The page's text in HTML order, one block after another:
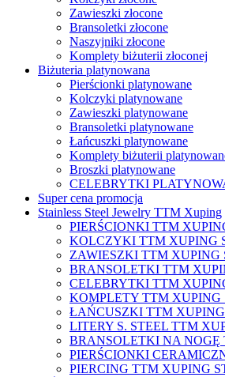
Zawieszki złocone
Bransoletki złocone
Naszyjniki złocone
Komplety biżuterii złoconej
Biżuteria platynowana
Pierścionki platynowane
Kolczyki platynowane
Zawieszki platynowane
Bransoletki platynowane
Łańcuszki platynowane
Komplety biżuterii
Broszki platynowane
CELEBRYTKI
Super cena promocja
Stainless Steel Jewelry TTM Xuping
PIERŚCIONKI TTM
KOLCZYKI TTM XUPING
ZAWIESZKI TTM XUPING
BRANSOLETKI TTM
CELEBRYTKI TTM
KOMPLETY TTM XUPING
ŁAŃCUSZKI TTM
LITERY S. STEEL TTM
BRANSOLETKI NA NOGĘ
PIERŚCIONKI
PIERCING TTM XUPING